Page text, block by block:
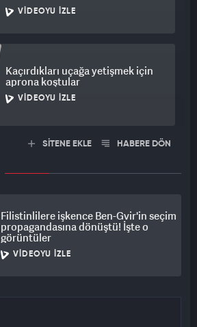
VIDEOYU İZLE
Kaçırdıkları uçağa yetişmek için
aprona koştular
VIDEOYU İZLE
SİTENE EKLE HABERE DÖN
Filistinlilere işkence Ben-Gvir'in seçim
propagandasına dönüştü! İşte o
görüntüler
VIDEOYU İZLE